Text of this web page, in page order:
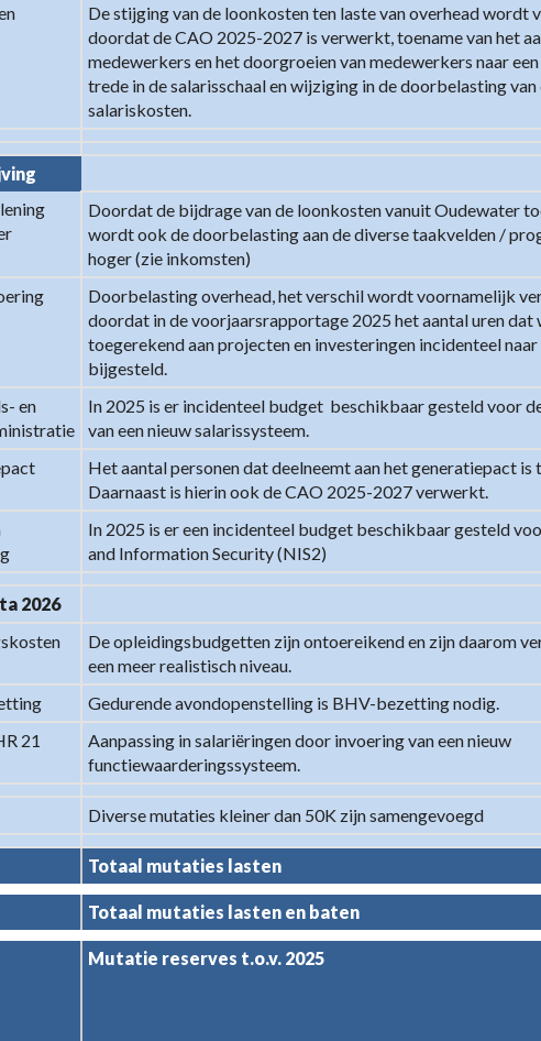
De stijging van de loonkosten ten laste van overhead wordt
doordat de CAO 2025-2027 is verwerkt, toename van het
medewerkers en het doorgroeien van medewerkers naar
trede in de salarisschaal en wijziging in de doorbelasting van
salariskosten.
Doordat de bijdrage van de loonkosten vanuit Oudewater
wordt ook de doorbelasting aan de diverse taakvelden /
hoger (zie inkomsten)
Doorbelasting overhead, het verschil wordt voornamelijk
doordat in de voorjaarsrapportage 2025 het aantal uren dat
toegerekend aan projecten en investeringen incidenteel naar
bijgesteld.
en
In 2025 is er incidenteel budget  beschikbaar gesteld voor
van een nieuw salarissysteem.
Het aantal personen dat deelneemt aan het generatiepact is
Daarnaast is hierin ook de CAO 2025-2027 verwerkt.
In 2025 is er een incidenteel budget beschikbaar gesteld
and Information Security (NIS2)
2026
De opleidingsbudgetten zijn ontoereikend en zijn daarom
een meer realistisch niveau.
Gedurende avondopenstelling is BHV-bezetting nodig.
21
Aanpassing in salariëringen door invoering van een nieuw
functiewaarderingssysteem.
Diverse mutaties kleiner dan 50K zijn samengevoegd
Totaal mutaties lasten
Totaal mutaties lasten en baten
Mutatie reserves t.o.v. 2025